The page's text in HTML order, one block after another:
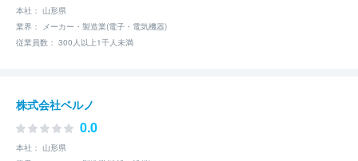
本社： 山形県
業界： メーカー・製造業(電子・電気機器)
従業員数： 300人以上1千人未満
株式会社ベルノ
0.0
本社： 山形県